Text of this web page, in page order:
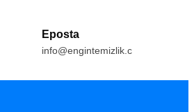
Eposta
info@engintemizlik.com